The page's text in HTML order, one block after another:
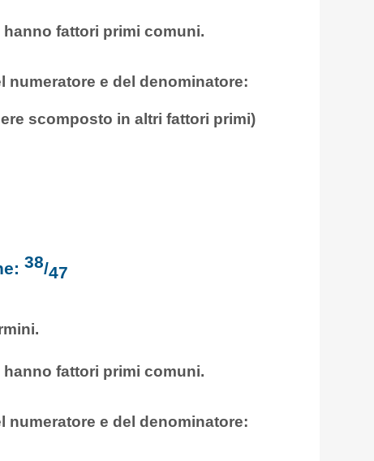
fattori primi comuni.
e del denominatore:
scomposto in altri fattori primi)
38/47
fattori primi comuni.
e del denominatore: